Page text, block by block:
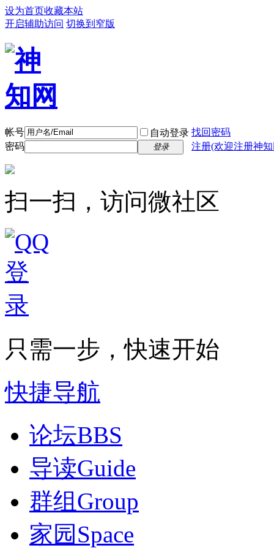
设为首页收藏本站
开启辅助访问 切换到窄版
帐号 自动登录 找回密码
密码
登录 注册(欢迎注册神
扫一扫，访问微社区
只需一步，快速开始
快捷导航
论坛BBS
导读Guide
群组 Group
家园 Space